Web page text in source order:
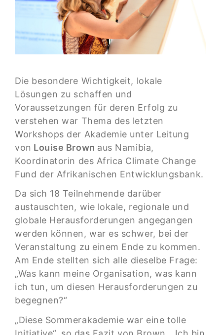
Die besondere Wichtigkeit, lokale
Lösungen zu schaffen und
Voraussetzungen für deren Erfolg zu
verstehen war Thema des letzten
Workshops der Akademie unter Leitung
von Louise Brown aus Namibia,
Koordinatorin des Africa Climate Change
Fund der Afrikanischen Entwicklungsbank.
Da sich 18 Teilnehmende darüber
austauschten, wie lokale, regionale und
globale Herausforderungen angegangen
werden können, war es schwer, bei der
Veranstaltung zu einem Ende zu kommen.
Am Ende stellten sich alle dieselbe Frage:
„Was kann meine Organisation, was kann
ich tun, um diesen Herausforderungen zu
begegnen?“
„Diese Sommerakademie war eine tolle